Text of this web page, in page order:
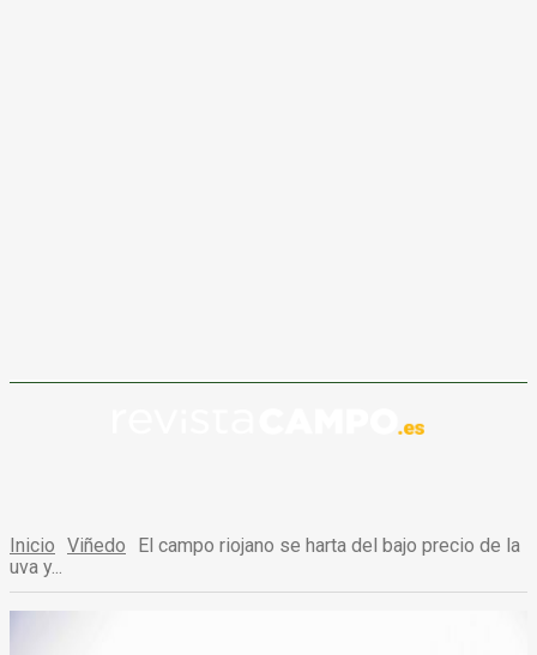
Inicio Viñedo
El campo riojano se harta del bajo precio de la
uva y...